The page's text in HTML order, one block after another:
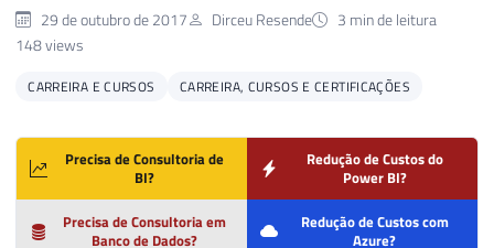
29 de outubro de 2017 Dirceu Resende
3 min de leitura
148 views
CARREIRA E CURSOS CARREIRA, CURSOS E CERTIFICAÇÕES
Precisa de Consultoria de
BI?
Redução de Custos do
Power BI?
Precisa de Consultoria em
Banco de Dados?
Redução de Custos com
Azure?